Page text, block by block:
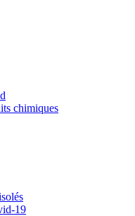
chimiques
19